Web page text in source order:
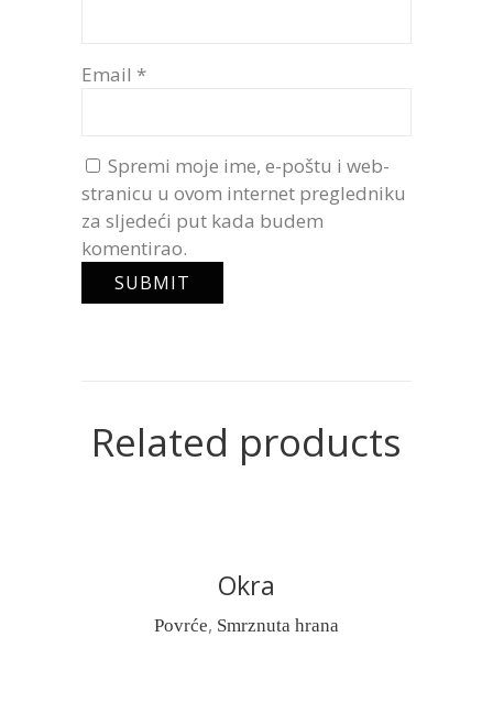
Email *
Spremi moje ime, e-poštu i web-
stranicu u ovom internet pregledniku
za sljedeći put kada budem
komentirao.
Related products
READ MORE
Okra
Povrće, Smrznuta hrana